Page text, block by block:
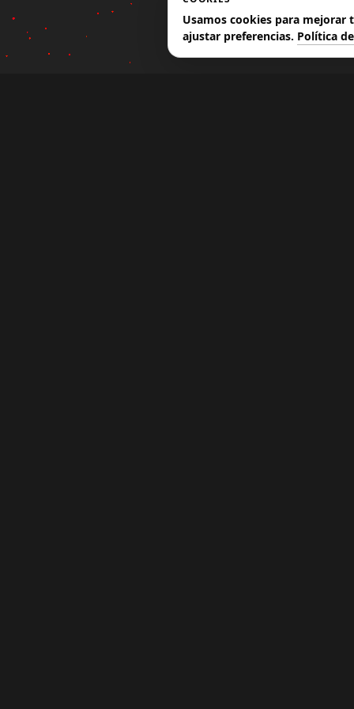
Usamos cookies para mejorar
ajustar preferencias. Política